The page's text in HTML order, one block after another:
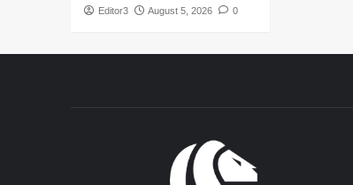
Editor3 August 5, 2026 0